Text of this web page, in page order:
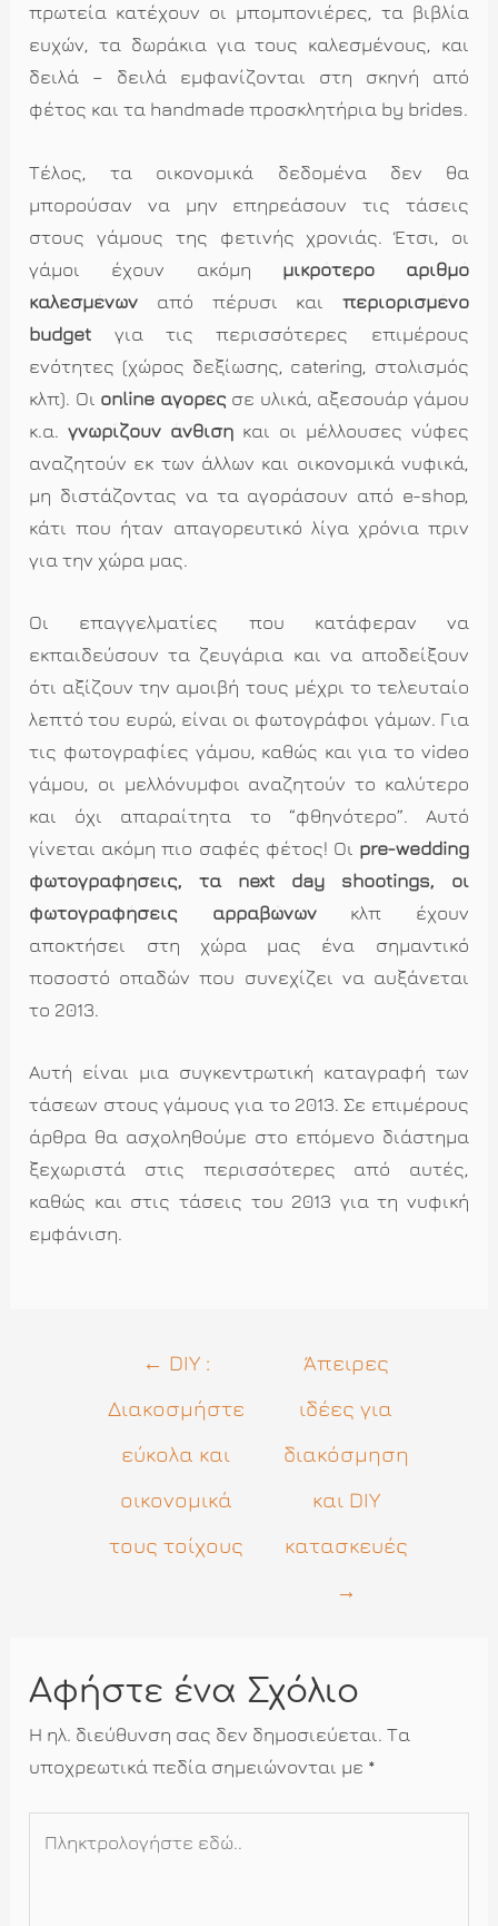
πρωτεία κατέχουν οι μπομπονιέρες, τα βιβλία
ευχών, τα δωράκια για τους καλεσμένους, και
δειλά – δειλά εμφανίζονται στη σκηνή από
φέτος και τα handmade προσκλητήρια by brides.
Τέλος, τα οικονομικά δεδομένα δεν θα
μπορούσαν να μην επηρεάσουν τις τάσεις
στους γάμους της φετινής χρονιάς. Έτσι, οι
γάμοι έχουν ακόμη μικρότερο αριθμό
καλεσμένων από πέρυσι και περιορισμένο
budget για τις περισσότερες επιμέρους
ενότητες (χώρος δεξίωσης, catering, στολισμός
κλπ). Οι online αγορέςσε υλικά, αξεσουάρ γάμου
κ.α.γνωρίζουν άνθιση και οι μέλλουσες νύφες
αναζητούν εκ των άλλων και οικονομικά νυφικά,
μη διστάζοντας να τα αγοράσουν από e-shop,
κάτι που ήταν απαγορευτικό λίγα χρόνια πριν
για την χώρα μας.
Οι επαγγελματίες που κατάφεραν να
εκπαιδεύσουν τα ζευγάρια και να αποδείξουν
ότι αξίζουν την αμοιβή τους μέχρι το τελευταίο
λεπτό του ευρώ, είναι οι φωτογράφοι γάμων. Για
τις φωτογραφίες γάμου, καθώς και για το video
γάμου, οι μελλόνυμφοι αναζητούν το καλύτερο
και όχι απαραίτητα το “φθηνότερο”. Αυτό
γίνεται ακόμη πιο σαφές φέτος! Οι pre-wedding
φωτογραφήσεις, τα next day shootings, οι
φωτογραφήσεις αρραβώνωνκλπ έχουν
αποκτήσει στη χώρα μας ένα σημαντικό
ποσοστό οπαδών που συνεχίζει να αυξάνεται
το 2013.
Αυτή είναι μια συγκεντρωτική καταγραφή των
τάσεων στους γάμους για το 2013. Σε επιμέρους
άρθρα θα ασχοληθούμε στο επόμενο διάστημα
ξεχωριστά στις περισσότερες από αυτές,
καθώς και στις τάσεις του 2013 για τη νυφική
εμφάνιση.
← DIY :
Διακοσμήστε
εύκολα και
οικονομικά
τους τοίχους
Άπειρες
ιδέες για
διακόσμηση
και DIY
κατασκευές
→
Αφήστε ένα Σχόλιο
Η ηλ. διεύθυνση σας δεν δημοσιεύεται. Τα
υποχρεωτικά πεδία σημειώνονται με *